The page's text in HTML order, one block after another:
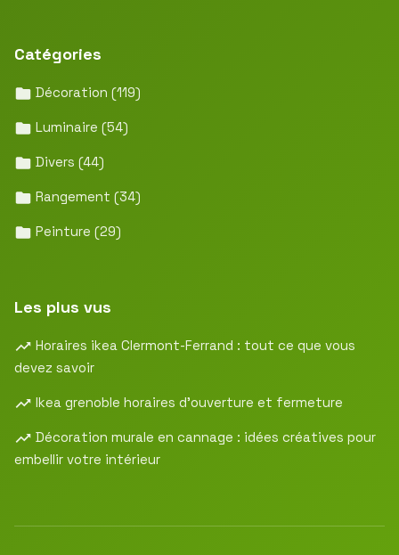
Catégories
Décoration (119)
Luminaire (54)
Divers (44)
Rangement (34)
Peinture (29)
Les plus vus
Horaires ikea Clermont-Ferrand : tout ce que vous
devez savoir
Ikea grenoble horaires d’ouverture et fermeture
Décoration murale en cannage : idées créatives pour
embellir votre intérieur